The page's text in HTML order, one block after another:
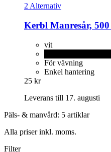
2 Alternativ
Kerbl Manresår,
vit
För vävning
Enkel hantering
25 kr
Leverans till 17. augusti
Päls- & manvård: 5 artiklar
Alla priser inkl. moms.
Filter